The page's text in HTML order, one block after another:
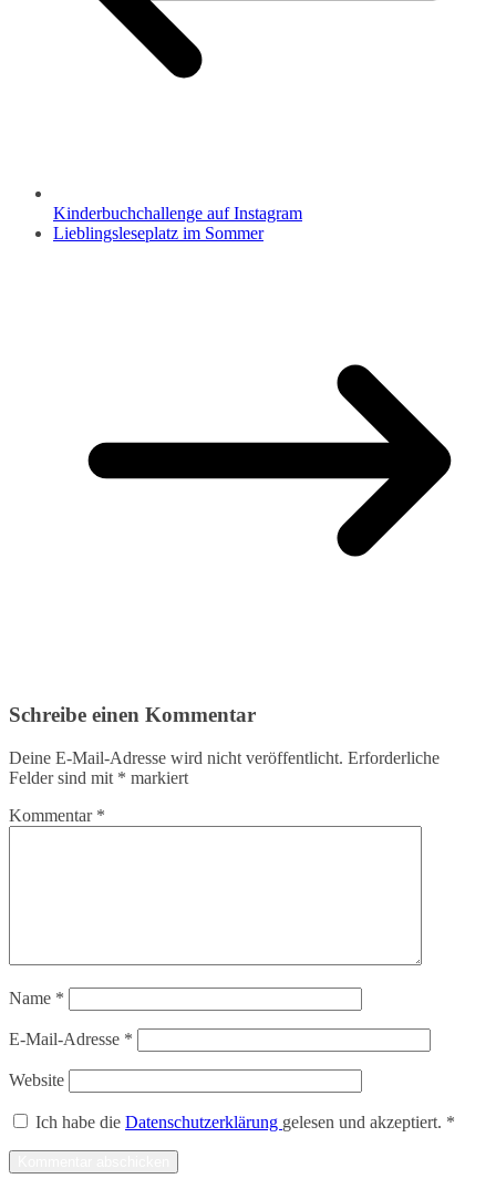
Kinderbuchchallenge auf Instagram
Lieblingsleseplatz im Sommer
Schreibe einen Kommentar
Deine E-Mail-Adresse wird nicht veröffentlicht. Erforderliche
Felder sind mit * markiert
Kommentar *
Name *
E-Mail-Adresse *
Website
Ich habe die Datenschutzerklärung gelesen und akzeptiert. *